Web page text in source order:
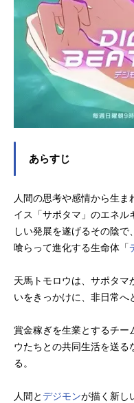
あらすじ
人間の思考や感情から生
イス「サポタマ」のエネル
しい発展を遂げるその陰
喰らって進化する生命体「
天馬トモロウは、サポタマ
いをきっかけに、非日常へ
賞金稼ぎを生業とするチー
ウたちとの共同生活を送る
る。
人間とデジモンが描く新し